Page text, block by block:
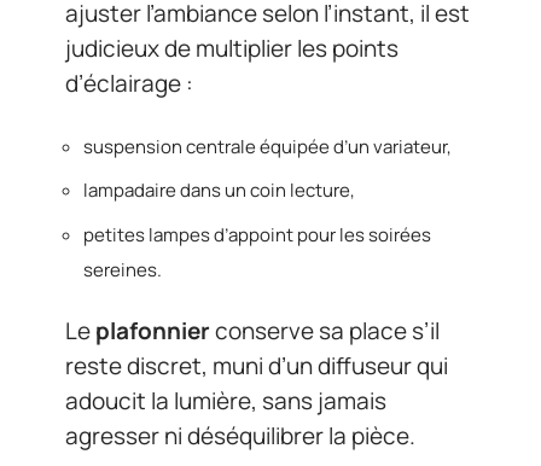
ajuster l’ambiance selon l’instant, il est
judicieux de multiplier les points
d’éclairage :
suspension centrale équipée d’un variateur,
lampadaire dans un coin lecture,
petites lampes d’appoint pour les soirées
sereines.
Leplafonnierconserve sa place s’il
reste discret, muni d’un diffuseur qui
adoucit la lumière, sans jamais
agresser ni déséquilibrer la pièce.